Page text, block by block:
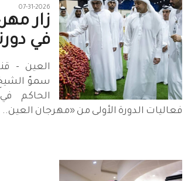
07-31-2026
زار
في
العين -
سموّ الشيخ
الحاكم
فعاليات الدورة الأولى من «مهرجان العين..